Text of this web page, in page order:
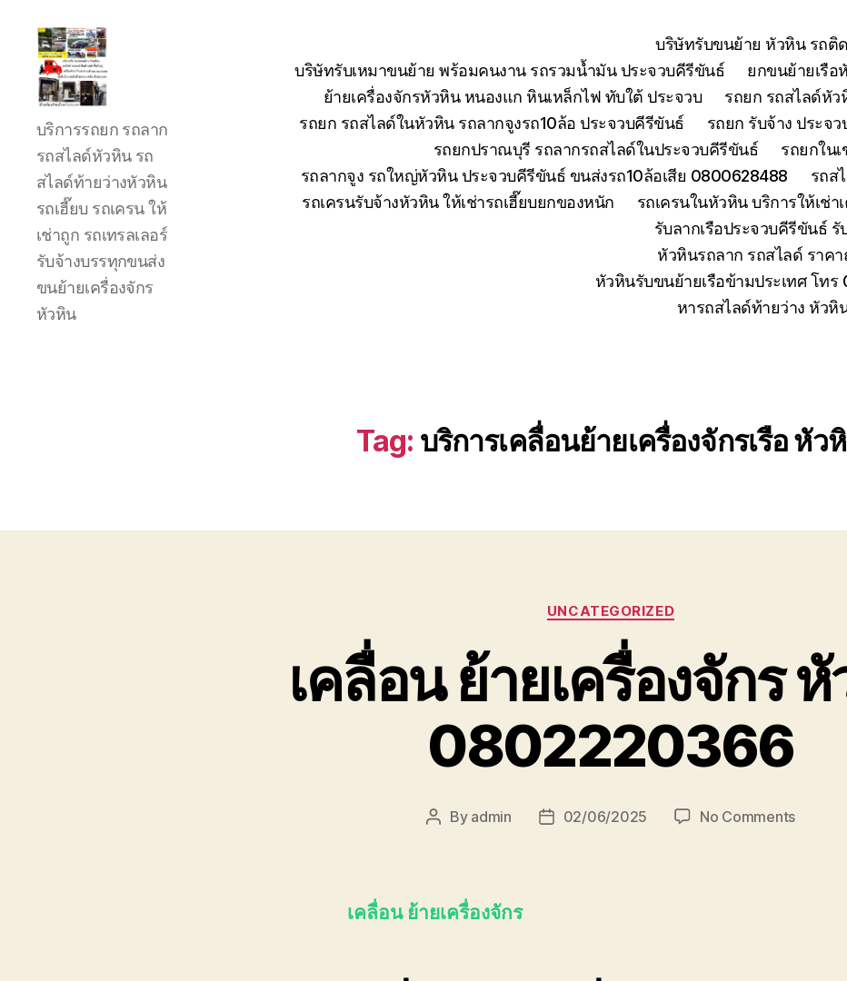
ลาก
รถ
สไลด์
เขต
หัวหิน
24
ชั่วโมง
ติดต่อ
โทร
บริการรถยก รถลาก
รถสไลด์หัวหิน รถ
สไลด์ท้ายว่างหัวหิน
รถเฮี๊ยบ รถเครน ให้
เช่าถูก รถเทรลเลอร์
รับจ้างบรรทุกขนส่ง
ขนย้ายเครื่องจักร
หัวหิน
บริษัทรับขนย้าย หัวหิน รถติ
บริษัทรับเหมาขนย้าย พร้อมคนงาน รถรวมน้ำมัน ประจวบคีรีขันธ์
ยกขนย้ายเรือ
ย้ายเครื่องจักรหัวหิน หนองแก หินเหล็กไฟ ทับใต้ ประจวบ
รถยก รถสไลด์หัว
รถยก รถสไลด์ในหัวหิน รถลากจูงรถ10ล้อ ประจวบคีรีขันธ์
รถยก รับจ้าง ประจ
รถยกปราณบุรี รถลากรถสไลด์ในประจวบคีรีขันธ์
รถยกใน
รถลากจูง รถใหญ่หัวหิน ประจวบคีรีขันธ์ ขนส่งรถ10ล้อเสีย 0800628488
รถส
รถเครนรับจ้างหัวหิน ให้เช่ารถเฮี๊ยบยกของหนัก
รถเครนในหัวหิน บริการให้เช่
รับลากเรือประจวบคีรีขันธ์
หัวหินรถลาก รถสไลด์ ราค
หัวหินรับขนย้ายเรือข้ามประเทศ โท
หารถสไลด์ท้ายว่าง หัว
Tag: บริการเคลื่อนย้ายเครื่องจักรเรือ หัว
Categories
UNCATEGORIZED
เคลื่อน ย้ายเครื่องจักร
0802220366
Post
By admin
Post02/06/2025 No Commentson
เคลื่อน ย้ายเครื่องจักร